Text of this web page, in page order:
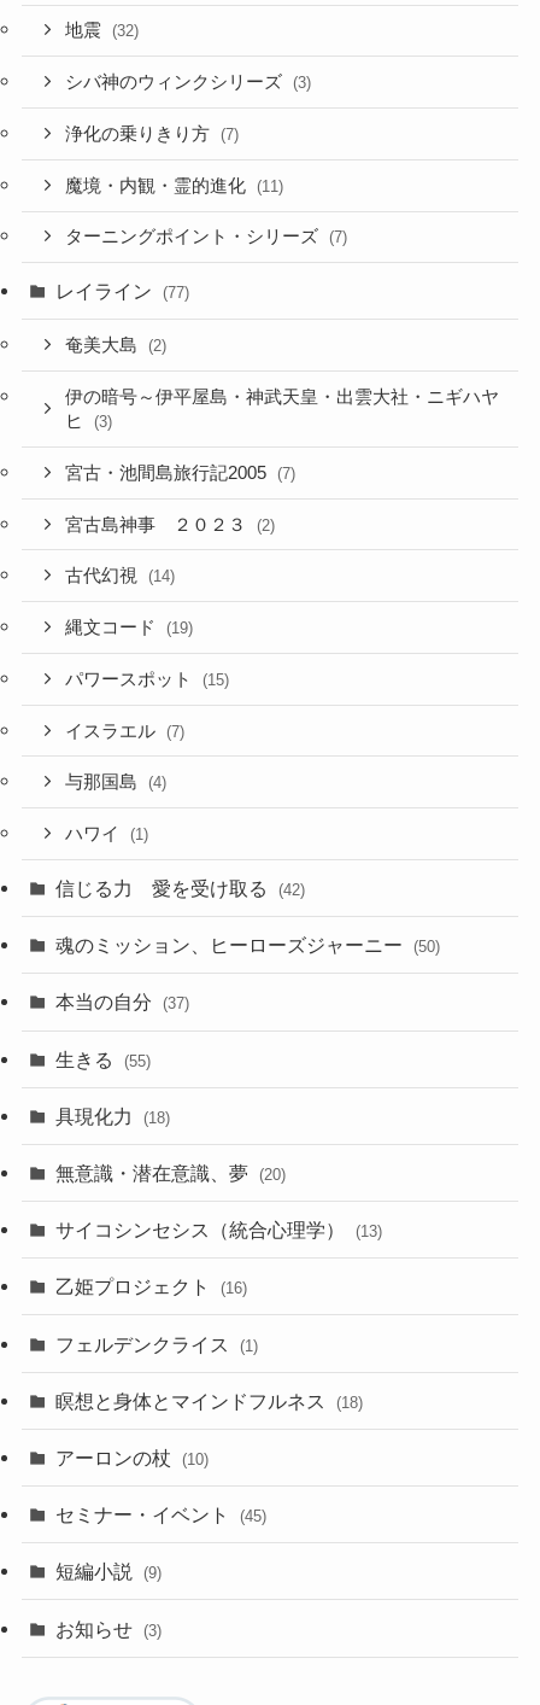
地震 (32)
シバ神のウィンクシリーズ (3)
浄化の乗りきり方 (7)
魔境・内観・霊的進化 (11)
ターニングポイント・シリーズ (7)
レイライン (77)
奄美大島 (2)
伊の暗号～伊平屋島・神武天皇・出雲大社・ニギハヤ
ヒ
(3)
宮古・池間島旅行記2005 (7)
宮古島神事 ２０２３ (2)
古代幻視 (14)
縄文コード (19)
パワースポット (15)
イスラエル (7)
与那国島 (4)
ハワイ (1)
信じる力 愛を受け取る (42)
魂のミッション、ヒーローズジャーニー (50)
本当の自分 (37)
生きる (55)
具現化力 (18)
無意識・潜在意識、夢 (20)
サイコシンセシス（統合心理学） (13)
乙姫プロジェクト (16)
フェルデンクライス (1)
瞑想と身体とマインドフルネス (18)
アーロンの杖 (10)
セミナー・イベント (45)
短編小説 (9)
お知らせ (3)